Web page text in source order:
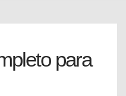
para